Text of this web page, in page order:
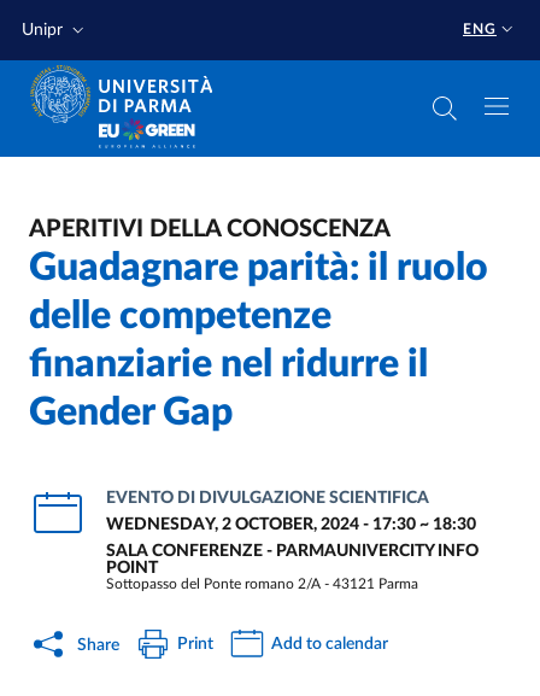
Unipr ENG
APERITIVI DELLA CONOSCENZA
Guadagnare parità: il ruolo
delle competenze
finanziarie nel ridurre il
Gender Gap
EVENTO DI DIVULGAZIONE SCIENTIFICA
WEDNESDAY, 2 OCTOBER, 2024 - 17:30 ~ 18:30
SALA CONFERENZE - PARMAUNIVERCITY INFO
POINT
Sottopasso del Ponte romano 2/A - 43121 Parma
Share Print Add to calendar